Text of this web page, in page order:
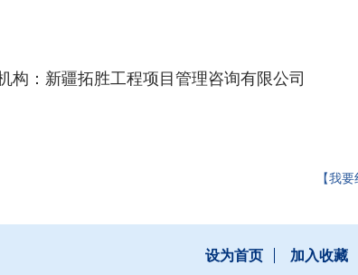
构：新疆拓胜工程项目管理咨询有限公司
【我要
设为首页 加入收藏